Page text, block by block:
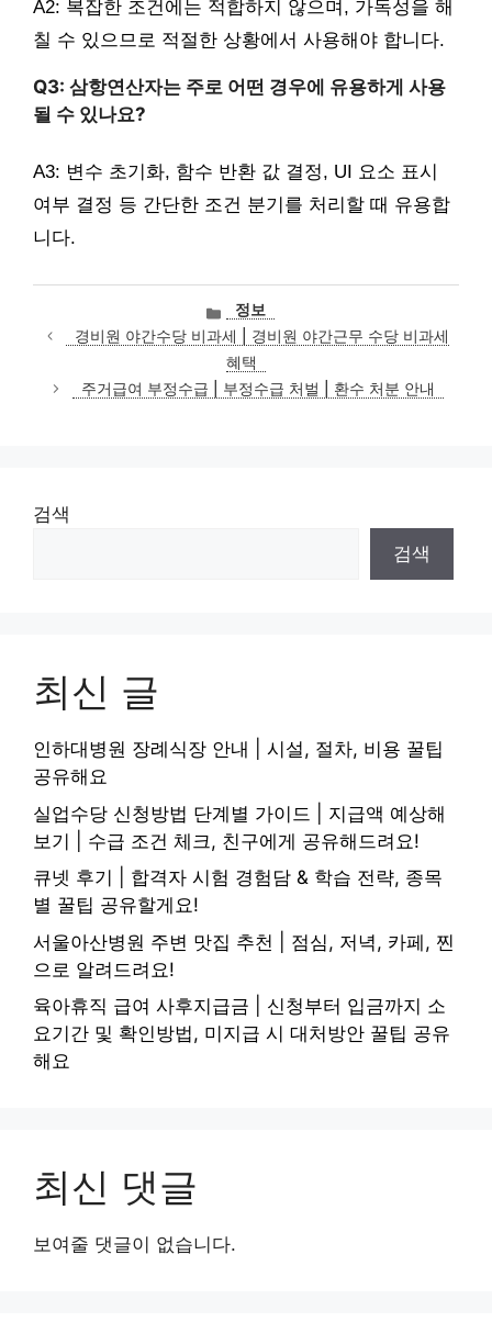
A2: 복잡한 조건에는 적합하지 않으며, 가독성을 해
칠 수 있으므로 적절한 상황에서 사용해야 합니다.
Q3: 삼항연산자는 주로 어떤 경우에 유용하게 사용
될 수 있나요?
A3: 변수 초기화, 함수 반환 값 결정, UI 요소 표시
여부 결정 등 간단한 조건 분기를 처리할 때 유용합
니다.
카
테
고
리
정보
경비원 야간수당 비과세 | 경비원 야간근무 수당 비과세
혜택
주거급여 부정수급 | 부정수급 처벌 | 환수 처분 안내
검색
검색
최신 글
인하대병원 장례식장 안내 | 시설, 절차, 비용 꿀팁
공유해요
실업수당 신청방법 단계별 가이드 | 지급액 예상해
보기 | 수급 조건 체크, 친구에게 공유해드려요!
큐넷 후기 | 합격자 시험 경험담 & 학습 전략, 종목
별 꿀팁 공유할게요!
서울아산병원 주변 맛집 추천 | 점심, 저녁, 카페, 찐
으로 알려드려요!
육아휴직 급여 사후지급금 | 신청부터 입금까지 소
요기간 및 확인방법, 미지급 시 대처방안 꿀팁 공유
해요
최신 댓글
보여줄 댓글이 없습니다.